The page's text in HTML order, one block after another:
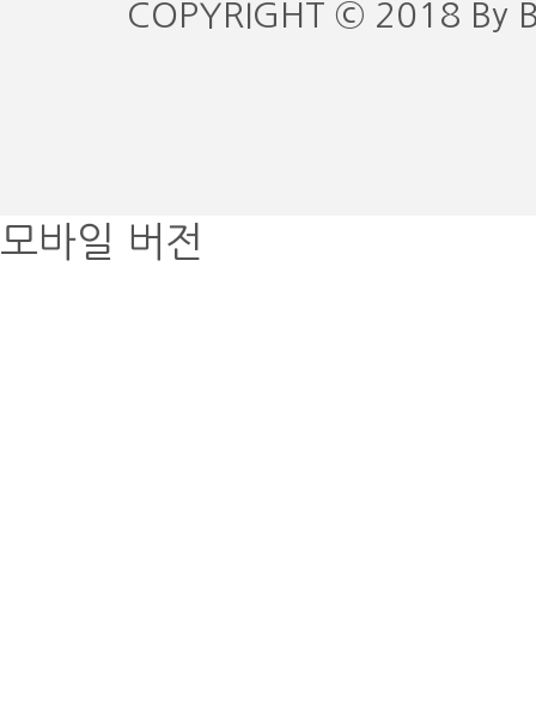
COPYRIGHT © 2018 By
모바일 버전